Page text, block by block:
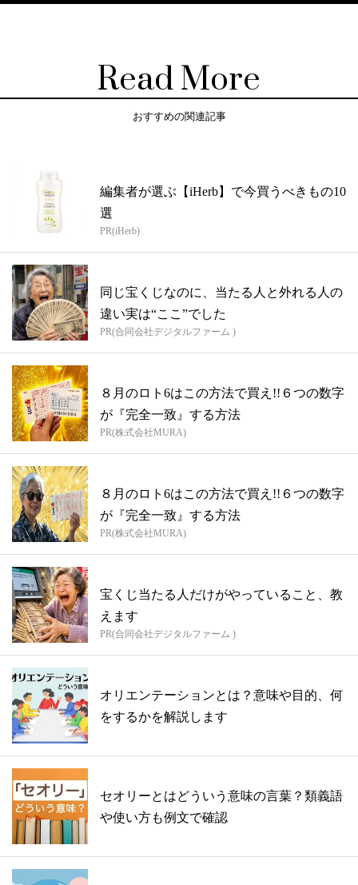
Read More
おすすめの関連記事
編集者が選ぶ【iHerb】で今買うべきもの10
選
PR(iHerb)
同じ宝くじなのに、当たる人と外れる人の
違い実は“ここ”でした
PR(合同会社デジタルファーム )
８月のロト6はこの方法で買え!!６つの数字
が『完全一致』する方法
PR(株式会社MURA)
８月のロト6はこの方法で買え!!６つの数字
が『完全一致』する方法
PR(株式会社MURA)
宝くじ当たる人だけがやっていること、教
えます
PR(合同会社デジタルファーム )
オリエンテーションとは？意味や目的、何
をするかを解説します
セオリーとはどういう意味の言葉？類義語
や使い方も例文で確認